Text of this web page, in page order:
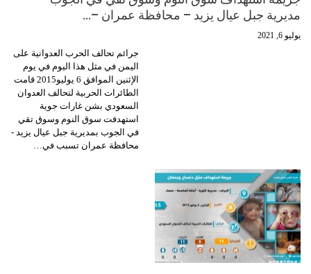
مديرية جبل عيال يزيد – محافظة عمران –…
يوليو 6, 2021
جرائم تحالف الحرب العدوانية على
اليمن في مثل هذا اليوم في يوم
الإثنين الموافق 6 يوليو2015 قامت
الطائرات الحربية لتحالف العدوان
السعودي بشن غارات جوية
استهدفت سوق النوم وسوق تقي
في الجوب بمديرية جبل عيال يزيد -
محافظة عمران تسبب في…